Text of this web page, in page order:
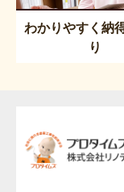
わかりやすく納
り